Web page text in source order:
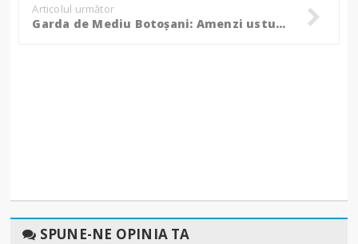
Articolul următor
Garda de Mediu Botoșani: Amenzi usturătoare în urma acțiunilor de inspecție și control!
SPUNE-NE OPINIA TA